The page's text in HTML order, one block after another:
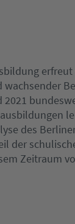
des
der
Zeitraum